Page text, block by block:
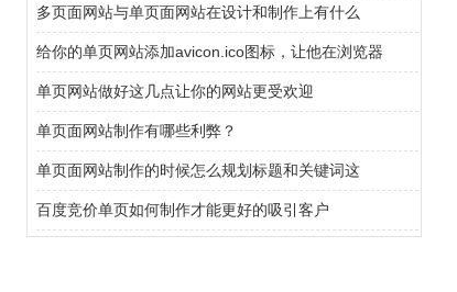
多页面网站与单页面网站在设计和制作上有什么
给你的单页网站添加avicon.ico图标，让他在浏览器
单页网站做好这几点让你的网站更受欢迎
单页面网站制作有哪些利弊？
单页面网站制作的时候怎么规划标题和关键词这
百度竞价单页如何制作才能更好的吸引客户